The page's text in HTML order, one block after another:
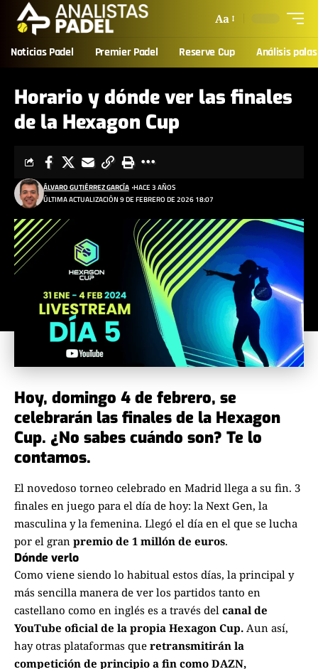
Aa
Noticias Padel Premier Padel Reserve Cup Análisis palas
Horario y dónde ver las finales
de la Hexagon Cup
ÚLTIMA ACTUALIZACIÓN 9 DE FEBRERO DE 2026 18:07
ÁLVARO GUTIÉRREZ GARCÍA HACE 3 AÑOS
Hoy, domingo 4 de febrero, se
celebrarán las finales de la Hexagon
Cup. ¿No sabes cuándo son? Te lo
contamos.
El novedoso torneo celebrado en Madrid llega a su fin. 3
finales en juego para el día de hoy: la Next Gen, la
masculina y la femenina. Llegó el día en el que se lucha
por el gran premio de 1 millón de euros.
Dónde verlo
Como viene siendo lo habitual estos días, la principal y
más sencilla manera de ver los partidos tanto en
castellano como en inglés es a través del canal de
YouTube oficial de la propia Hexagon Cup. Aun así,
hay otras plataformas que retransmitirán la
competición de principio a fin como DAZN,